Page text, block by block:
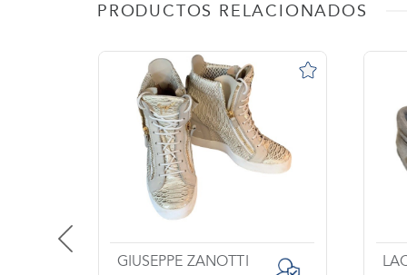
PRODUCTOS RELACIONADOS
GIUSEPPE ZANOTTI